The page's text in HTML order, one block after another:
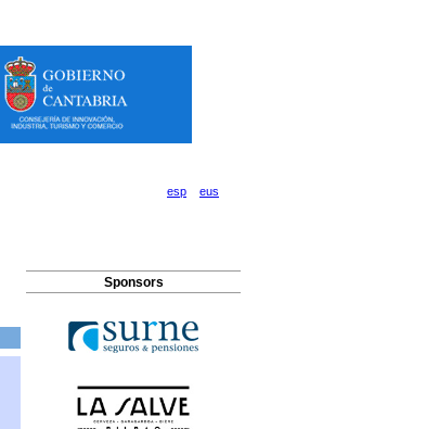
esp eus
Sponsors